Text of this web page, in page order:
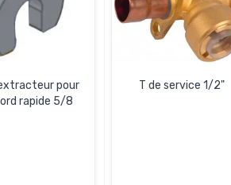
pour
rapide 5/8
T de service 1/2"